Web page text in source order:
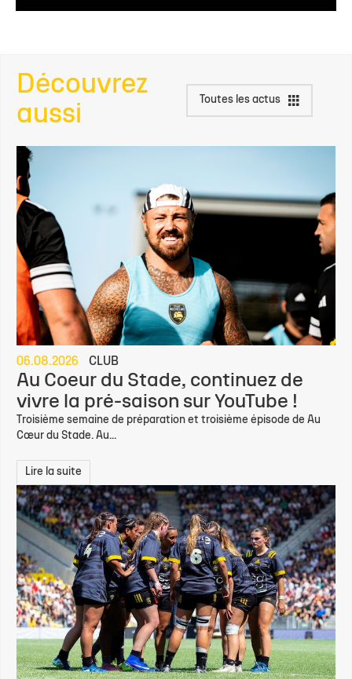
Découvrez
aussi
Toutes les actus
06.08.2026 CLUB
Au Coeur du Stade, continuez de
vivre la pré-saison sur YouTube !
Troisième semaine de préparation et troisième épisode de Au
Cœur du Stade. Au...
Lire la suite